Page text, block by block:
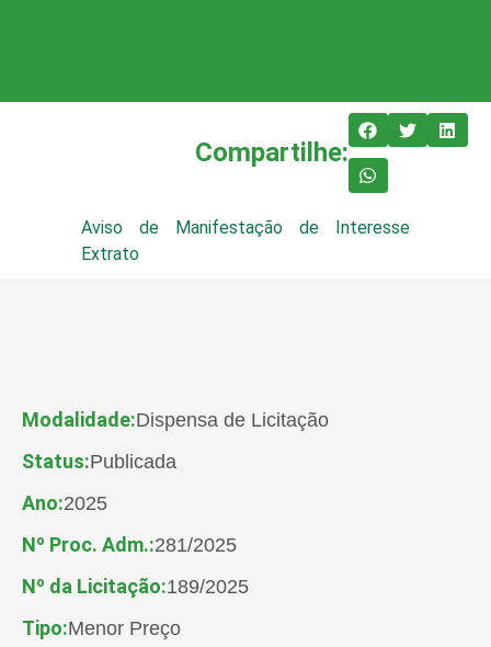
Compartilhe:
Aviso de Manifestação de Interesse
Extrato
Modalidade:Dispensa de Licitação
Status:Publicada
Ano:2025
Nº Proc. Adm.:281/2025
Nº da Licitação:189/2025
Tipo:Menor Preço